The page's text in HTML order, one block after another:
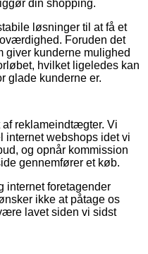
din shopping.
løsninger til at få et
Foruden det
giver kunderne mulighed
hvilket ligeledes kan
glade kunderne er.
reklameindtægter. Vi
internet webshops idet vi
og opnår kommission
gennemfører et køb.
internet foretagender
ikke at påtage os
lavet siden vi sidst